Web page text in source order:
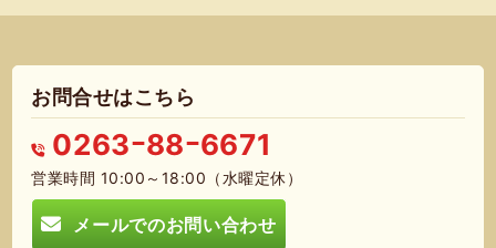
お問合せはこちら
0263ｰ88ｰ6671
営業時間 10:00～18:00（水曜定休）
メールでのお問い合わせ